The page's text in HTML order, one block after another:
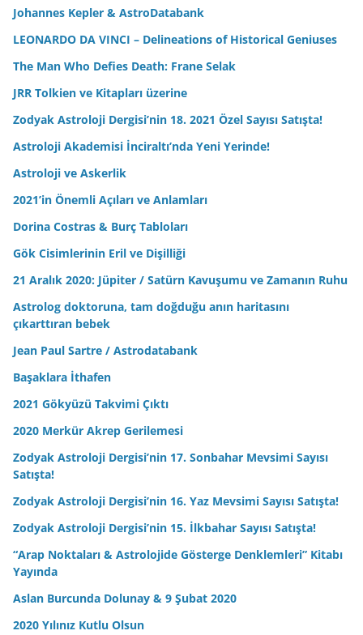
Johannes Kepler & AstroDatabank
LEONARDO DA VINCI – Delineations of Historical Geniuses
The Man Who Defies Death: Frane Selak
JRR Tolkien ve Kitapları üzerine
Zodyak Astroloji Dergisi’nin 18. 2021 Özel Sayısı Satışta!
Astroloji Akademisi İnciraltı’nda Yeni Yerinde!
Astroloji ve Askerlik
2021’in Önemli Açıları ve Anlamları
Dorina Costras & Burç Tabloları
Gök Cisimlerinin Eril ve Dişilliği
21 Aralık 2020: Jüpiter / Satürn Kavuşumu ve Zamanın Ruhu
Astrolog doktoruna, tam doğduğu anın haritasını
çıkarttıran bebek
Jean Paul Sartre / Astrodatabank
Başaklara İthafen
2021 Gökyüzü Takvimi Çıktı
2020 Merkür Akrep Gerilemesi
Zodyak Astroloji Dergisi’nin 17. Sonbahar Mevsimi Sayısı
Satışta!
Zodyak Astroloji Dergisi’nin 16. Yaz Mevsimi Sayısı Satışta!
Zodyak Astroloji Dergisi’nin 15. İlkbahar Sayısı Satışta!
“Arap Noktaları & Astrolojide Gösterge Denklemleri” Kitabı
Yayında
Aslan Burcunda Dolunay & 9 Şubat 2020
2020 Yılınız Kutlu Olsun